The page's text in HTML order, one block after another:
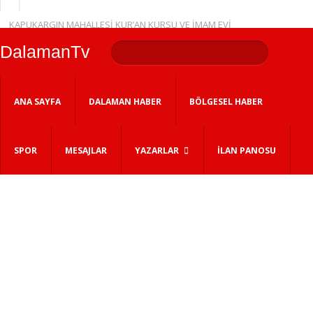
KAPUKARGIN MAHALLESİ KUR’AN KURSU VE İMAM EVİ
YENİ DALAMAN KAYMAKAMI FERHAT VARDAR GÖREVİNE
Açıldı
DALAMAN MHP İLÇE KONGRESİ YAPILDI
SORUŞTURMA İZNİ VERİLDİ
YDA DALAMAN HAVALİMANI’NDA GÜNEŞ ENERJİSİYLE YENİ
DalamanTv
ANA SAYFA DALAMAN HABER BÖLGESEL HABER
SPOR MESAJLAR YAZARLAR İLAN PANOSU